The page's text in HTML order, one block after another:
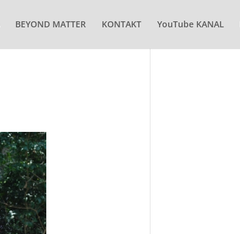
BEYOND MATTER KONTAKT YouTube KANAL